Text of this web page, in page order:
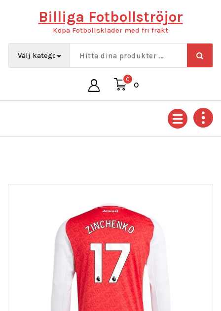
Billiga Fotbollströjor
Köpa Fotbollskläder med fri frakt
0
0